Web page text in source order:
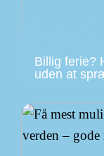
Billig ferie?
uden at